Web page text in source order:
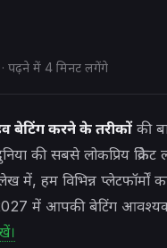
· पढ़ने में 4 मिनट लगेंगे
बेटिंग करने के तरीकों की
की सबसे लोकप्रिय
में, हम विभिन्न
में आपकी बेटिंग